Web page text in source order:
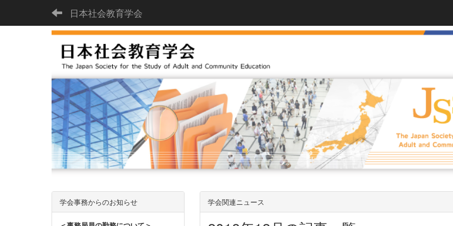
日本社会教育学会
学会関連ニュース
学会事務からのお知らせ